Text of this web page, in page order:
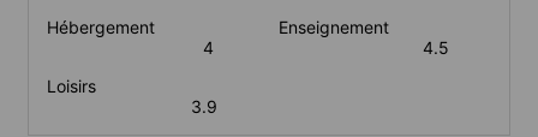
Hébergement
4
Enseignement
4.5
Loisirs
3.9